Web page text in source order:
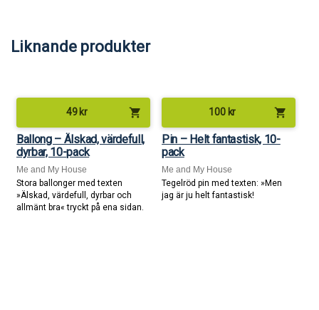
Liknande produkter
49 kr shopping_cart
Ballong – Älskad, värdefull,
dyrbar, 10-pack
Me and My House
Stora ballonger med texten
»Älskad, värdefull, dyrbar och
allmänt bra« tryckt på ena sidan.
100 kr shopping_cart
Pin – Helt fantastisk, 10-
pack
Me and My House
Tegelröd pin med texten: »Men
jag är ju helt fantastisk!